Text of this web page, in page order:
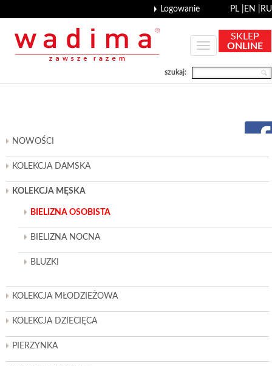
PL | EN | RU
Logowanie
SKLEP
ONLINE
szukaj:
NOWOŚCI
KOLEKCJA DAMSKA
KOLEKCJA MĘSKA
BIELIZNA OSOBISTA
BIELIZNA NOCNA
BLUZKI
KOLEKCJA MŁODZIEŻOWA
KOLEKCJA DZIECIĘCA
PIERZYNKA